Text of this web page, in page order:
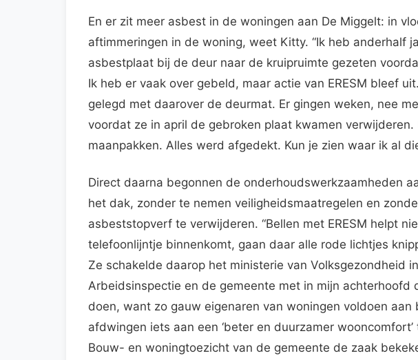
En er zit meer asbest in de woningen aan De Miggelt: in
aftimmeringen in de woning, weet Kitty. “Ik heb anderhalf
asbestplaat bij de deur naar de kruipruimte gezeten
Ik heb er vaak over gebeld, maar actie van ERESM bleef
gelegd met daarover de deurmat. Er gingen weken, nee
voordat ze in april de gebroken plaat kwamen
maanpakken. Alles werd afgedekt. Kun je zien waar ik al
Direct daarna begonnen de onderhoudswerkzaamheden
het dak, zonder te nemen veiligheidsmaatregelen en
asbeststopverf te verwijderen. “Bellen met ERESM helpt
telefoonlijntje binnenkomt, gaan daar alle rode lichtjes
Ze schakelde daarop het ministerie van Volksgezondheid
Arbeidsinspectie en de gemeente met in mijn achterhoofd
doen, want zo gauw eigenaren van woningen voldoen
afdwingen iets aan een ‘beter en duurzamer
Bouw- en woningtoezicht van de gemeente de zaak